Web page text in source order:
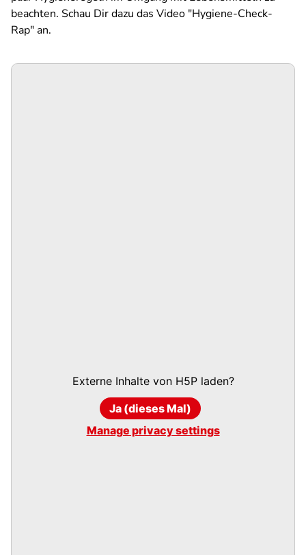
beachten. Schau Dir dazu das Video "Hygiene-Check-
Rap" an.
SPA
Externe Inhalte von H5Pladen?
Ja (dieses Mal)
Manage privacy settings